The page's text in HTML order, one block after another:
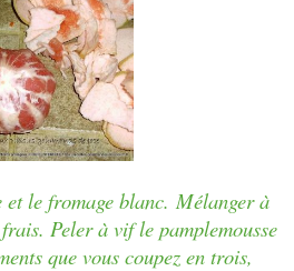
le fromage blanc. Mélanger à
Peler à vif le pamplemousse
que vous coupez en trois,